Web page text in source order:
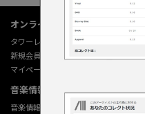
オンラインショップ情報
タワーレコード オンライン
新規会員登録
マイページ
音楽情報データベース
音楽情報データベース